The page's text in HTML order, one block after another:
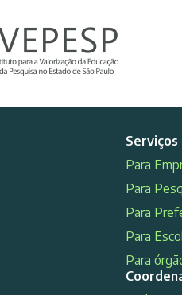
Serviços
Para
Para
Para
Para
Para